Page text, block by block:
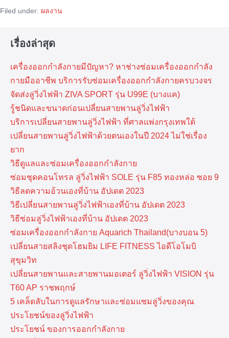
ออก
Filed under: ผลงาน
เรื่องล่าสุด
เครื่องออกกำลังกายมีปัญหา? หาช่างซ่อมเครื่องออกกำลัง
กายมืออาชีพ บริการรับซ่อมเครื่องออกกำลังกายครบวงจร
จัดส่งลู่วิ่งไฟฟ้า ZIVA SPORT รุ่น U99E (บางแค)
รู้ชนิดและขนาดก่อนเปลี่ยนสายพานลู่วิ่งไฟฟ้า
บริการเปลี่ยนสายพานลู่วิ่งไฟฟ้า ที่​ศาลแพ่งกรุงเทพ​ใต้
เปลี่ยนสายพานลู่วิ่งไฟฟ้าด้วยตนเองในปี 2024 ไม่ใช่เรื่อง
ยาก
วิธีดูแลและซ่อมเครื่องออกกำลังกาย
ซ่อมชุดคอนโทรล ลู่วิ่งไฟฟ้า SOLE รุ่น F85 ทองหล่อ ซอย 9
วิธีลดความอ้วนเองที่บ้าน อัปเดต 2023
วิธีเปลี่ยนสายพานลู่วิ่งไฟฟ้าเองที่บ้าน อัปเดต 2023
วิธีซ่อมลู่วิ่งไฟฟ้าเองที่บ้าน อัปเดต 2023
ซ่อมเครื่องออกกำลังกาย Aquarich Thailand(บางบอน 5)
เปลี่ยนสายสลิงชุดโฮมยิม LIFE FITNESS ไอดีโอโมบิ
สุขุมวิท
เปลี่ยนสายพานและสายพานมอเตอร์ ลู่วิ่งไฟฟ้า VISION รุ่น
T60 AP ราชพฤกษ์
5 เคล็ดลับในการดูแลรักษาและซ่อมแซมลู่วิ่งของคุณ
ประโยชน์ของลู่วิ่งไฟฟ้า
ประโยชน์ ของการออกกำลังกาย